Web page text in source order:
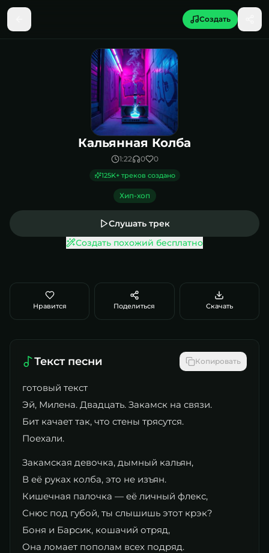
Песня Кальянная Колба
Создать
Кальянная Колба
1:22 0 0
125K+ треков создано
Хип-хоп
Слушать трек
Создать похожий бесплатно
Нравится Поделиться Скачать
Текст песни Копировать
готовый текст
Эй, Милена. Двадцать. Закамск на связи.
Бит качает так, что стены трясутся.
Поехали.
Закамская девочка, дымный кальян,
В её руках колба, это не изъян.
Кишечная палочка — её личный флекс,
Снюс под губой, ты слышишь этот крэк?
Боня и Барсик, кошачий отряд,
Она ломает пополам всех подряд.